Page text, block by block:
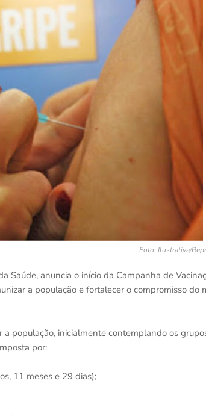
Foto: Ilustrativa/
Saúde, anuncia o início da Campanha de
a população e fortalecer o compromisso do
população, inicialmente contemplando os
por:
11 meses e 29 dias);